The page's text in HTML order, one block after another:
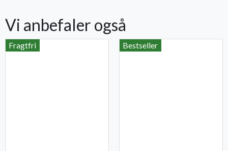
Vi anbefaler også
Fragtfri Bestseller